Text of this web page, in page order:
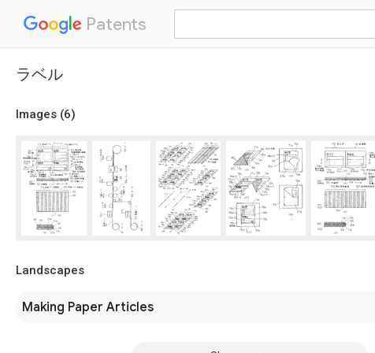
Patents
ラベル
Images (6)
Landscapes
Making Paper Articles